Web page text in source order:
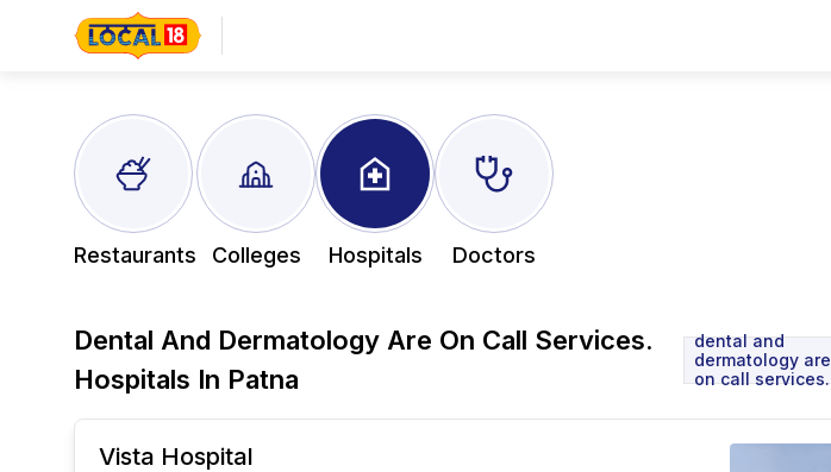
Restaurants Colleges Hospitals Doctors
Dental And Dermatology Are On Call Services.
Hospitals In Patna
dental and
dermatology are
on call services.
Vista Hospital